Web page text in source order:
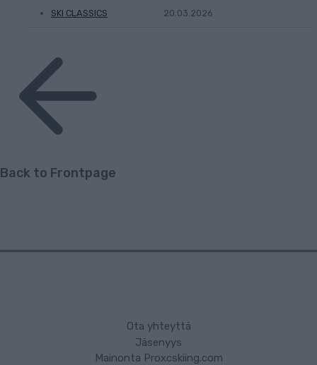
SKI CLASSICS 20.03.2026
Back to Frontpage
Ota yhteyttä
Jäsenyys
Mainonta Proxcskiing.com